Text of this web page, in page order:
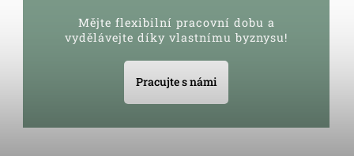
Mějte flexibilní pracovní dobu a
vydělávejte díky vlastnímu byznysu!
Pracujte s námi